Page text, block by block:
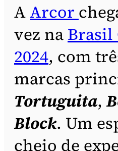
AArcor
vez na Brasil
2024, com
marcas
Tortuguita,
Block. Um
cheio de